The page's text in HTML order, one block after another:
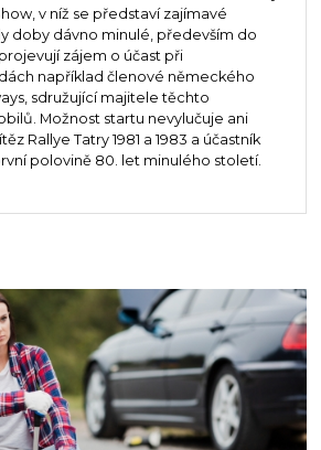
v níž se představí zajímavé
doby dávno minulé, především do
zájem o účast při
například členové německého
sdružující majitele těchto
Možnost startu nevylučuje ani
Rallye Tatry 1981 a 1983 a účastník
polovině 80. let minulého století.